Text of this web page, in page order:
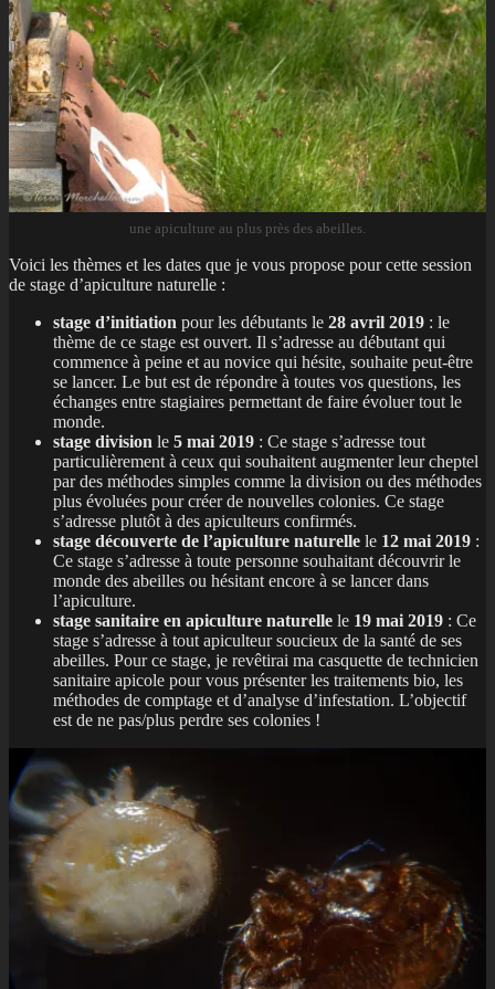
une apiculture au plus près des abeilles.
Voici les thèmes et les dates que je vous propose pour cette session
de stage d’apiculture naturelle :
stage d’initiation pour les débutants le 28 avril 2019 : le
thème de ce stage est ouvert. Il s’adresse au débutant qui
commence à peine et au novice qui hésite, souhaite peut-être
se lancer. Le but est de répondre à toutes vos questions, les
échanges entre stagiaires permettant de faire évoluer tout le
monde.
stage division le 5 mai 2019 : Ce stage s’adresse tout
particulièrement à ceux qui souhaitent augmenter leur cheptel
par des méthodes simples comme la division ou des méthodes
plus évoluées pour créer de nouvelles colonies. Ce stage
s’adresse plutôt à des apiculteurs confirmés.
stage découverte de l’apiculture naturelle le 12 mai 2019 :
Ce stage s’adresse à toute personne souhaitant découvrir le
monde des abeilles ou hésitant encore à se lancer dans
l’apiculture.
stage sanitaire en apiculture naturelle le 19 mai 2019 : Ce
stage s’adresse à tout apiculteur soucieux de la santé de ses
abeilles. Pour ce stage, je revêtirai ma casquette de technicien
sanitaire apicole pour vous présenter les traitements bio, les
méthodes de comptage et d’analyse d’infestation. L’objectif
est de ne pas/plus perdre ses colonies !